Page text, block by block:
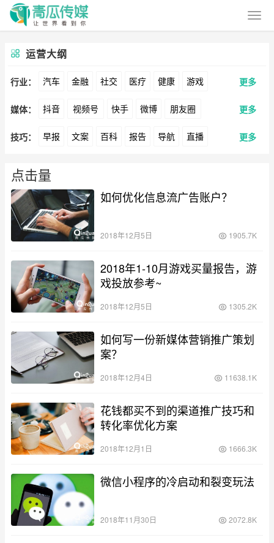
运营大纲
行业： 汽车 金融 社交 医疗 健康 游戏
动漫 美妆 美食 家装 教育 婚纱
酒旅 母婴 宠物 文娱 跨境 科技
广告
更多
媒体： 抖音 视频号 快手 微博 朋友圈
公众号 B站 小红书 头条 知乎
360
最右 神马 谷歌 Facebook Tiktok
YouTube
更多
技巧： 早报 文案 百科 报告 导航 直播
涨粉 广告 推广 方案 策划 案例
数据 拉新
更多
点击量
如何优化信息流广告账户？
2018年12月5日 1905.7K
2018年1-10月游戏买量报告，游
戏投放参考~
2018年12月5日 1305.2K
如何写一份新媒体营销推广策划
案？
2018年12月4日 11638.1K
花钱都买不到的渠道推广技巧和
转化率优化方案
2018年12月1日 1666.3K
微信小程序的冷启动和裂变玩法
2018年11月30日 2072.8K